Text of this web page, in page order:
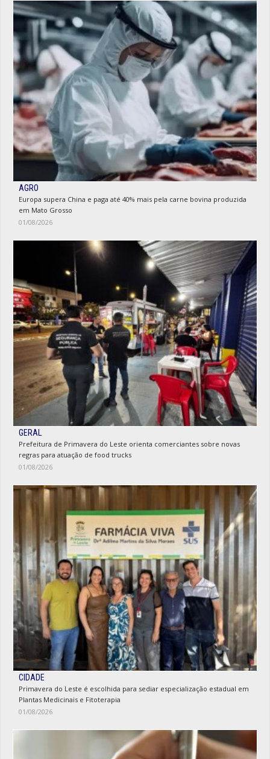
AGRO
Europa supera China e paga até 40% mais pela carne bovina produzida
em Mato Grosso
01/08/2026
GERAL
Prefeitura de Primavera do Leste orienta comerciantes sobre novas
regras para atuação de food trucks
01/08/2026
CIDADE
Primavera do Leste é escolhida para sediar especialização estadual em
Plantas Medicinais e Fitoterapia
01/08/2026